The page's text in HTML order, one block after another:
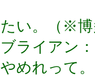
ふだん
たい。（※博
ブライアン
やめれって。